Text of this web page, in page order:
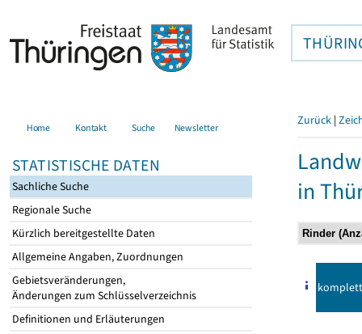
Home Kontakt Suche Newsletter
STATISTISCHE DATEN
Sachliche Suche
Regionale Suche
Kürzlich bereitgestellte Daten
Allgemeine Angaben, Zuordnungen
Gebietsveränderungen,
Änderungen zum Schlüsselverzeichnis
Definitionen und Erläuterungen
Zurück |
in
komplett